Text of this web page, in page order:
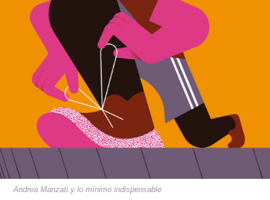
Andrea Manzati y lo mínimo indispensable